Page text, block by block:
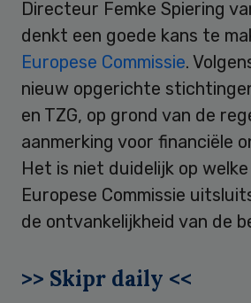
Directeur Femke Spiering
denkt een goede kans te
Europese Commissie.
nieuw opgerichte
en TZG, op grond van de
aanmerking voor financiële
Het is niet duidelijk op
Europese Commissie
de ontvankelijkheid van de
>> Skipr daily <<